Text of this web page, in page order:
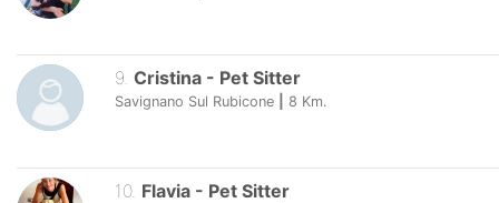
9. Cristina - Pet Sitter
Savignano Sul Rubicone 8 Km.
10. Flavia - Pet Sitter